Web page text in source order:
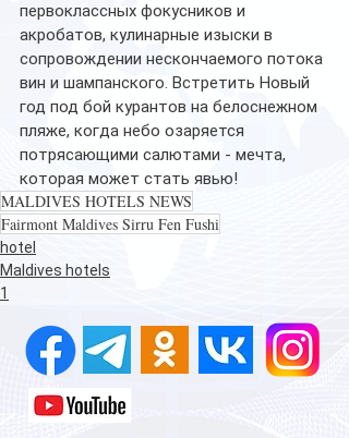
первоклассных фокусников и
акробатов, кулинарные изыски в
сопровождении нескончаемого потока
вин и шампанского. Встретить Новый
год под бой курантов на белоснежном
пляже, когда небо озаряется
потрясающими салютами - мечта,
которая может стать явью!
MALDIVES HOTELS NEWS
Fairmont Maldives Sirru Fen Fushi
hotel
Maldives hotels
1